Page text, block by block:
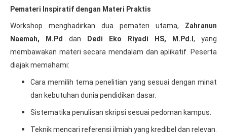
Pemateri Inspiratif dengan Materi Praktis
Workshop menghadirkan dua pemateri utama, Zahranun
Naemah, M.Pd
dan Dedi Eko Riyadi HS, M.Pd.I , yang
membawakan materi secara mendalam dan aplikatif. Peserta
diajak memahami:
Cara memilih tema penelitian yang sesuai dengan minat
dan kebutuhan dunia pendidikan dasar.
Sistematika penulisan skripsi sesuai pedoman kampus.
Teknik mencari referensi ilmiah yang kredibel dan relevan.